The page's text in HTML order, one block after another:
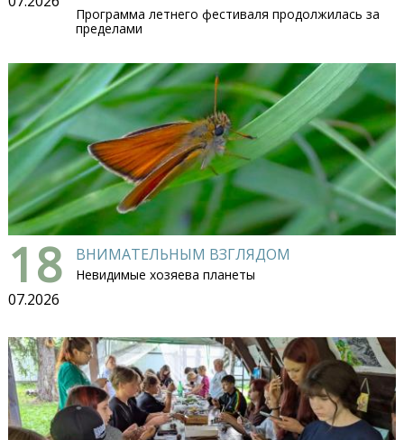
Программа летнего фестиваля продолжилась за
пределами
18
07.2026
ВНИМАТЕЛЬНЫМ ВЗГЛЯДОМ
Невидимые хозяева планеты